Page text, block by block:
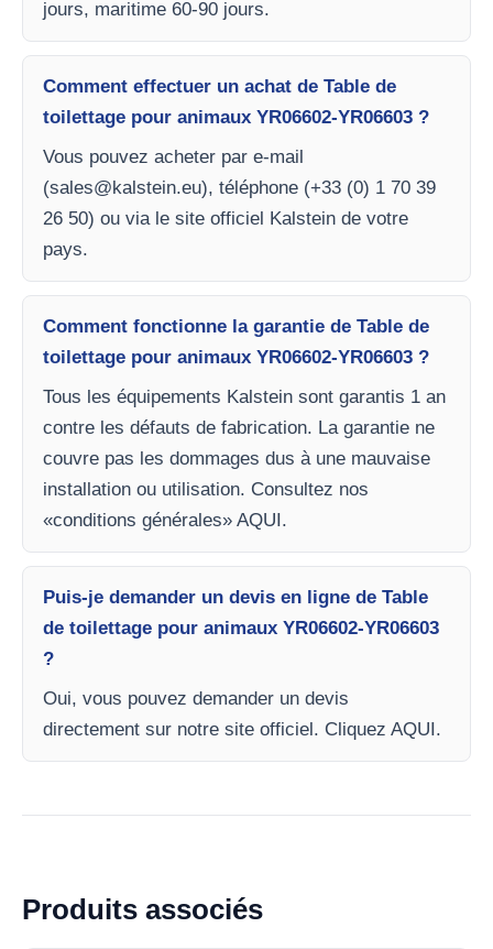
jours, maritime 60-90 jours.
Comment effectuer un achat de Table de
toilettage pour animaux YR06602-YR06603 ?
Vous pouvez acheter par e-mail
(sales@kalstein.eu), téléphone (+33 (0) 1 70 39
26 50) ou via le site officiel Kalstein de votre
pays.
Comment fonctionne la garantie de Table de
toilettage pour animaux YR06602-YR06603 ?
Tous les équipements Kalstein sont garantis 1 an
contre les défauts de fabrication. La garantie ne
couvre pas les dommages dus à une mauvaise
installation ou utilisation. Consultez nos
«conditions générales» AQUI.
Puis-je demander un devis en ligne de Table
de toilettage pour animaux YR06602-YR06603
?
Oui, vous pouvez demander un devis
directement sur notre site officiel. Cliquez AQUI.
Produits associés